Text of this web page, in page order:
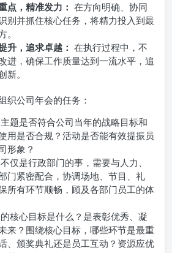
点，精准发力： 在方向明确、协同
别并抓住核心任务，将精力投入到最
升，追求卓越： 在执行过程中，不
进，确保工作质量达到一流水平，追
新。
织公司年会的任务：
题是否符合公司当年的战略目标和
用是否合规？活动是否能有效提振员
形象？
仅是行政部门的事，需要与人力、
门紧密配合，协调场地、节目、礼
所有环节顺畅，顾及各部门员工的体
核心目标是什么？是表彰优秀、凝
来？围绕核心目标，哪些环节是最重
、颁奖典礼还是员工互动？资源应优